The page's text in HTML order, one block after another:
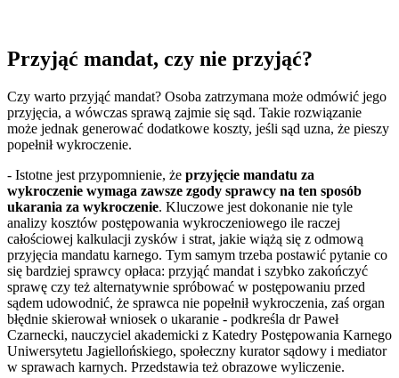
Przyjąć mandat, czy nie przyjąć?
Czy warto przyjąć mandat? Osoba zatrzymana może odmówić jego
przyjęcia, a wówczas sprawą zajmie się sąd. Takie rozwiązanie
może jednak generować dodatkowe koszty, jeśli sąd uzna, że pieszy
popełnił wykroczenie.
- Istotne jest przypomnienie, że przyjęcie mandatu za
wykroczenie wymaga zawsze zgody sprawcy na ten sposób
ukarania za wykroczenie. Kluczowe jest dokonanie nie tyle
analizy kosztów postępowania wykroczeniowego ile raczej
całościowej kalkulacji zysków i strat, jakie wiążą się z odmową
przyjęcia mandatu karnego. Tym samym trzeba postawić pytanie co
się bardziej sprawcy opłaca: przyjąć mandat i szybko zakończyć
sprawę czy też alternatywnie spróbować w postępowaniu przed
sądem udowodnić, że sprawca nie popełnił wykroczenia, zaś organ
błędnie skierował wniosek o ukaranie - podkreśla dr Paweł
Czarnecki, nauczyciel akademicki z Katedry Postępowania Karnego
Uniwersytetu Jagiellońskiego, społeczny kurator sądowy i mediator
w sprawach karnych. Przedstawia też obrazowe wyliczenie.